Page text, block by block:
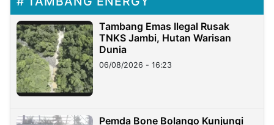
Tambang Emas Ilegal Rusak
TNKS Jambi, Hutan Warisan
Dunia
06/08/2026 - 16:23
Pemda Bone Bolango Kunjungi